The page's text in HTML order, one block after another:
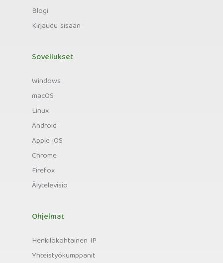
Blogi
Kirjaudu sisään
Sovellukset
Windows
macOS
Linux
Android
Apple iOS
Chrome
Firefox
Älytelevisio
Ohjelmat
Henkilökohtainen IP
Yhteistyökumppanit